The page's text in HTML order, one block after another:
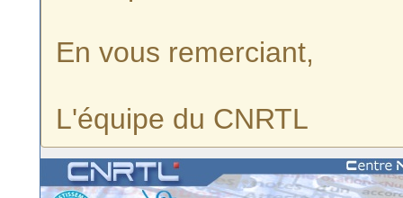
En vous remerciant,
L'équipe du CNRTL